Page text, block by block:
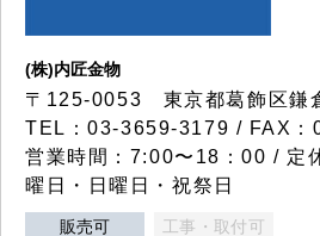
(株)内匠金物
〒125-0053 東京都葛飾区鎌
TEL：03-3659-3179 / FAX：
営業時間：7:00〜18：00 / 定
曜日・日曜日・祝祭日
販売可 工事・取付可